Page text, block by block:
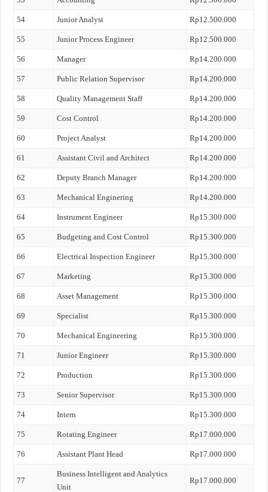
54 Junior Analyst Rp12.500.000
55 Junior Process Engineer Rp12.500.000
56 Manager Rp14.200.000
57 Public Relation Supervisor Rp14.200.000
58 Quality Management Staff Rp14.200.000
59 Cost Control Rp14.200.000
60 Project Analyst Rp14.200.000
61 Assistant Civil and Architect Rp14.200.000
62 Deputy Branch Manager Rp14.200.000
63 Mechanical Enginering Rp14.200.000
64 Instrument Engineer Rp15.300.000
65 Budgeting and Cost Control Rp15.300.000
66 Electrical Inspection Engineer Rp15.300.000
67 Marketing Rp15.300.000
68 Asset Management Rp15.300.000
69 Specialist Rp15.300.000
70 Mechanical Engineering Rp15.300.000
71 Junior Engineer Rp15.300.000
72 Production Rp15.300.000
73 Senior Supervisor Rp15.300.000
74 Intern Rp15.300.000
75 Rotating Engineer Rp17.000.000
76 Assistant Plant Head Rp17.000.000
77
Business Intelligent and Analytics
Unit
Rp17.000.000